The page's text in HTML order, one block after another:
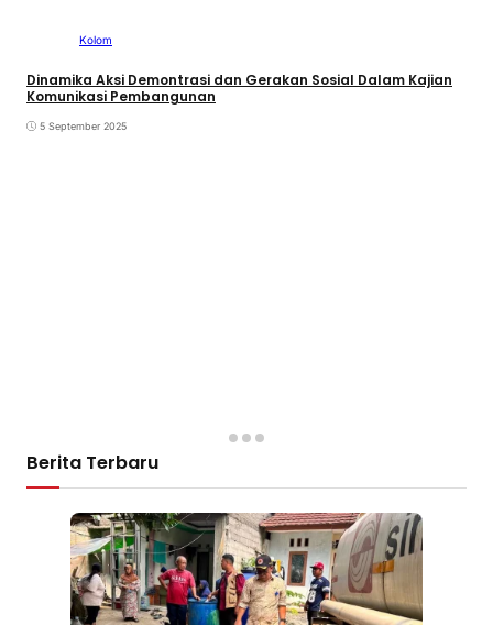
Kolom
Dinamika Aksi Demontrasi dan Gerakan Sosial Dalam Kajian
Komunikasi Pembangunan
5 September 2025
Berita Terbaru